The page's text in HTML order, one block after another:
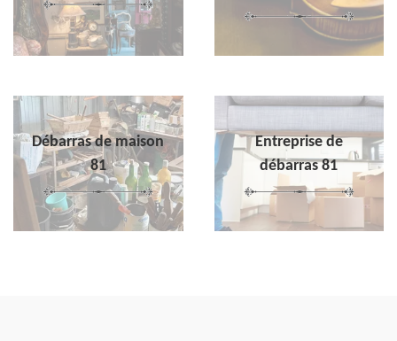
Débarras de maison
81
Entreprise de
débarras 81